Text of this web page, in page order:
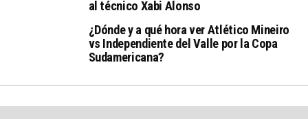
al técnico Xabi Alonso
¿Dónde y a qué hora ver Atlético Mineiro
vs Independiente del Valle por la Copa
Sudamericana?